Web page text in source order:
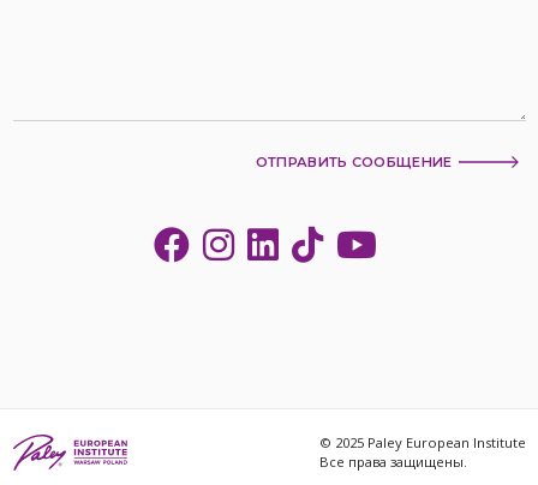
ОТПРАВИТЬ СООБЩЕНИЕ
© 2025 Paley European Institute
Все права защищены.